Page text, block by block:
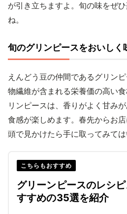
が引き立ちますよ。旬の味をぜ
ね。
旬のグリンピースをおいしく
えんどう豆の仲間であるグリン
物繊維が含まれる栄養価の高い
リンピースは、香りがよく甘み
食感が楽しめます。春先からお
頭で見かけたら手に取ってみては
こちらもおすすめ
グリーンピースのレシ
すすめの35選を紹介